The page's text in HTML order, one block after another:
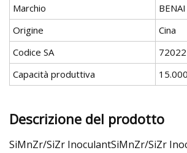
Marchio
BENAI
Origine
Cina
Codice SA
Capacità produttiva
Descrizione del prodotto
SiMnZr/SiZr InoculantSiMnZr/SiZr